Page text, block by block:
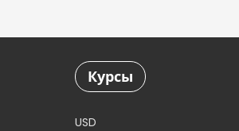
Курсы
USD